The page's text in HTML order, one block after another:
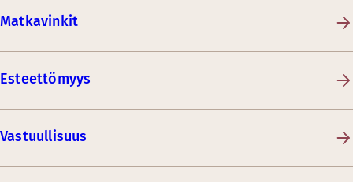
Matkavinkit
Esteettömyys
Vastuullisuus